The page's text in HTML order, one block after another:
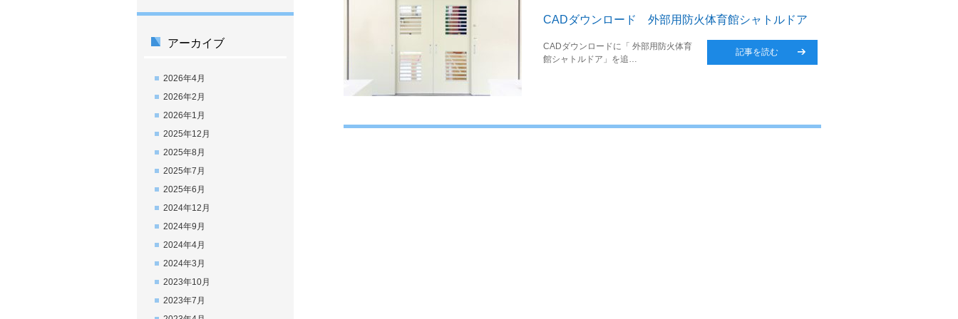
アーカイブ
2026年4月
2026年2月
2026年1月
2025年12月
2025年8月
2025年7月
2025年6月
2024年12月
2024年9月
2024年4月
2024年3月
2023年10月
2023年7月
CADダウンロード 外部用防火体育館シャトルドア
CADダウンロードに「 外部用防火体育
館シャトルドア」を追…
記事を読む